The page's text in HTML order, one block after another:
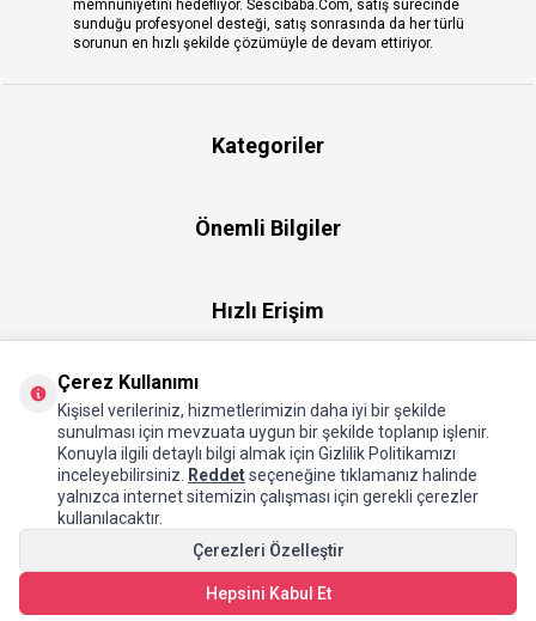
memnuniyetini hedefliyor. Sescibaba.Com, satış sürecinde
sunduğu profesyonel desteği, satış sonrasında da her türlü
sorunun en hızlı şekilde çözümüyle de devam ettiriyor.
Kategoriler
Önemli Bilgiler
Hızlı Erişim
Hakkımızda
Çerez Kullanımı
Kişisel verileriniz, hizmetlerimizin daha iyi bir şekilde
sunulması için mevzuata uygun bir şekilde toplanıp işlenir.
Konuyla ilgili detaylı bilgi almak için Gizlilik Politikamızı
inceleyebilirsiniz.
Reddetseçeneğine tıklamanız halinde
yalnızca internet sitemizin çalışması için gerekli çerezler
kullanılacaktır.
Çerezleri Özelleştir
Hepsini Kabul Et